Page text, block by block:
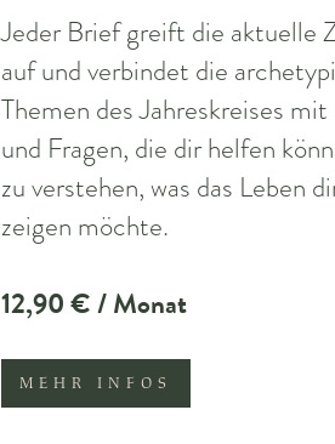
Jeder Brief greift die aktuelle
auf und verbindet die
Themen des Jahreskreises
und Fragen, die dir helfen
zu verstehen, was das Leben
zeigen möchte.
12,90 € / Monat
MEHR INFOS